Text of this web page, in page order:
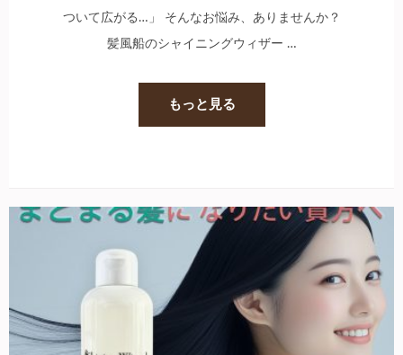
ついて広がる…」 そんなお悩み、ありませんか？
髪風船のシャイニングウィザー …
もっと見る